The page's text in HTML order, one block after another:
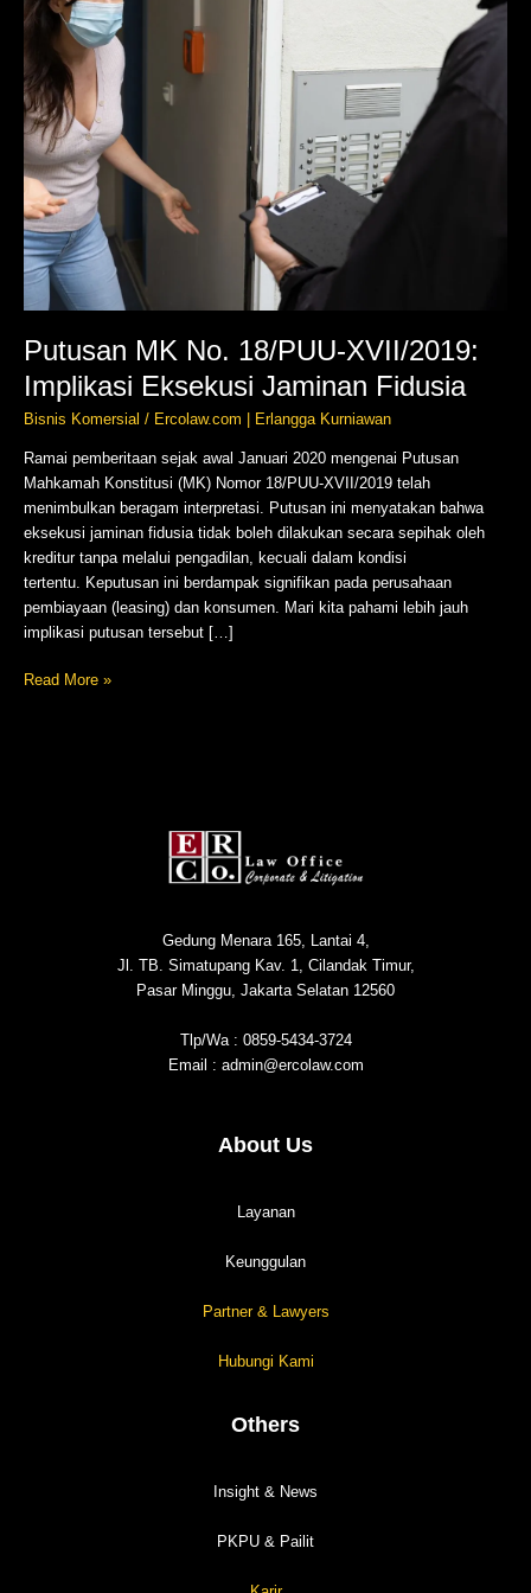
Putusan MK No. 18/PUU-XVII/2019:
Implikasi Eksekusi Jaminan Fidusia
Bisnis Komersial / Ercolaw.com | Erlangga Kurniawan
Ramai pemberitaan sejak awal Januari 2020 mengenai Putusan
Mahkamah Konstitusi (MK) Nomor 18/PUU-XVII/2019 telah
menimbulkan beragam interpretasi. Putusan ini menyatakan bahwa
eksekusi jaminan fidusia tidak boleh dilakukan secara sepihak oleh
kreditur tanpa melalui pengadilan, kecuali dalam kondisi
tertentu. Keputusan ini berdampak signifikan pada perusahaan
pembiayaan (leasing) dan konsumen. Mari kita pahami lebih jauh
implikasi putusan tersebut […]
Jaminan
Fidusia
Read More »
Gedung Menara 165, Lantai 4,
Jl. TB. Simatupang Kav. 1, Cilandak Timur,
Pasar Minggu, Jakarta Selatan 12560
Tlp/Wa : 0859-5434-3724
Email : admin@ercolaw.com
About Us
Layanan
Keunggulan
Partner & Lawyers
Hubungi Kami
Others
Insight & News
PKPU & Pailit